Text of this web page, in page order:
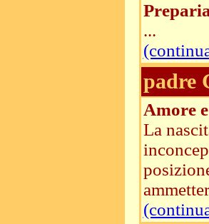
...
padre
Amore
La